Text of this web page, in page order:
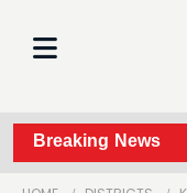
Breaking News
కాక మనస్తాపం..